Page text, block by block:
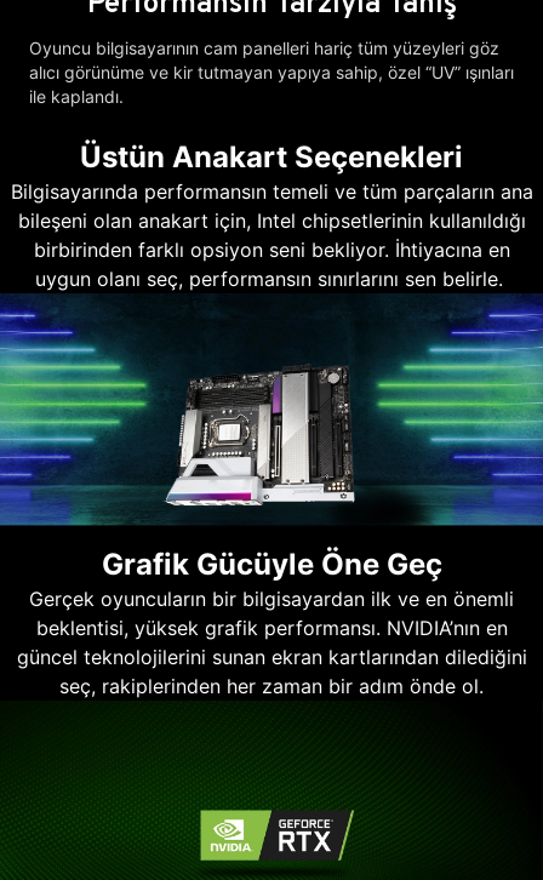
Oyuncu bilgisayarının cam panelleri hariç tüm yüzeyleri göz
alıcı görünüme ve kir tutmayan yapıya sahip, özel “UV” ışınları
ile kaplandı.
Üstün Anakart Seçenekleri
Bilgisayarında performansın temeli ve tüm parçaların ana
bileşeni olan anakart için, Intel chipsetlerinin kullanıldığı
birbirinden farklı opsiyon seni bekliyor. İhtiyacına en
uygun olanı seç, performansın sınırlarını sen belirle.
Grafik Gücüyle Öne Geç
Gerçek oyuncuların bir bilgisayardan ilk ve en önemli
beklentisi, yüksek grafik performansı. NVIDIA’nın en
güncel teknolojilerini sunan ekran kartlarından dilediğini
seç, rakiplerinden her zaman bir adım önde ol.